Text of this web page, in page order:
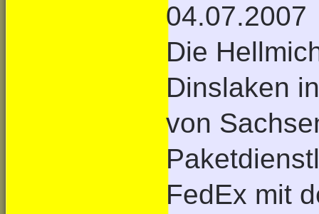
04.07.2007
Die
Dinslaken
von
FedEx mit